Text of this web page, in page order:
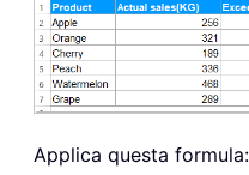
Applica questa